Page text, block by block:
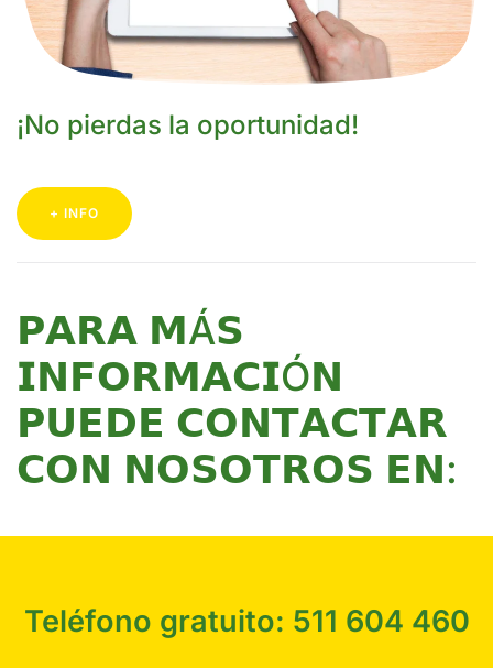
¡No pierdas la oportunidad!
+ INFO
𝗣𝗔𝗥𝗔 𝗠Á𝗦
𝗜𝗡𝗙𝗢𝗥𝗠𝗔𝗖𝗜Ó𝗡
𝗣𝗨𝗘𝗗𝗘 𝗖𝗢𝗡𝗧𝗔𝗖𝗧𝗔𝗥
𝗖𝗢𝗡 𝗡𝗢𝗦𝗢𝗧𝗥𝗢𝗦 𝗘𝗡:
Teléfono gratuito: 511 604 460